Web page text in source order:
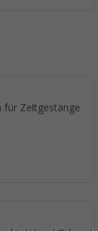
für Zeltgestänge